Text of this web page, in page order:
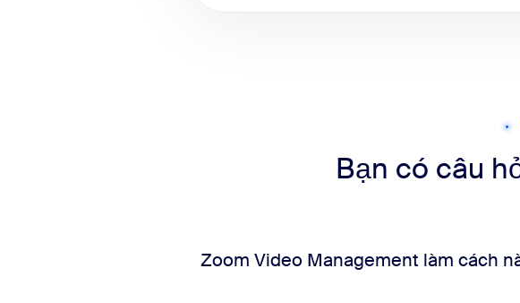
Bạn có câu
Zoom Video Management làm cách